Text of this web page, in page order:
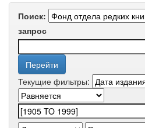
Поиск:
запрос
Текущие фильтры: